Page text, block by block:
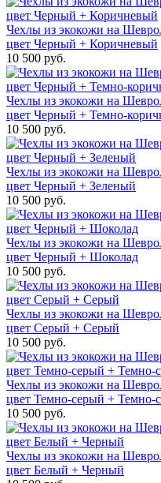
Чехлы из экокожи на
цвет Черный + Коричневый
10 500 руб.
Чехлы из экокожи на
цвет Черный + Темно-
10 500 руб.
Чехлы из экокожи на
цвет Черный + Зеленый
10 500 руб.
Чехлы из экокожи на
цвет Черный + Шоколад
10 500 руб.
Чехлы из экокожи на
цвет Серый + Серый
10 500 руб.
Чехлы из экокожи на
цвет Темно-серый + Темно-
10 500 руб.
Чехлы из экокожи на
цвет Белый + Черный